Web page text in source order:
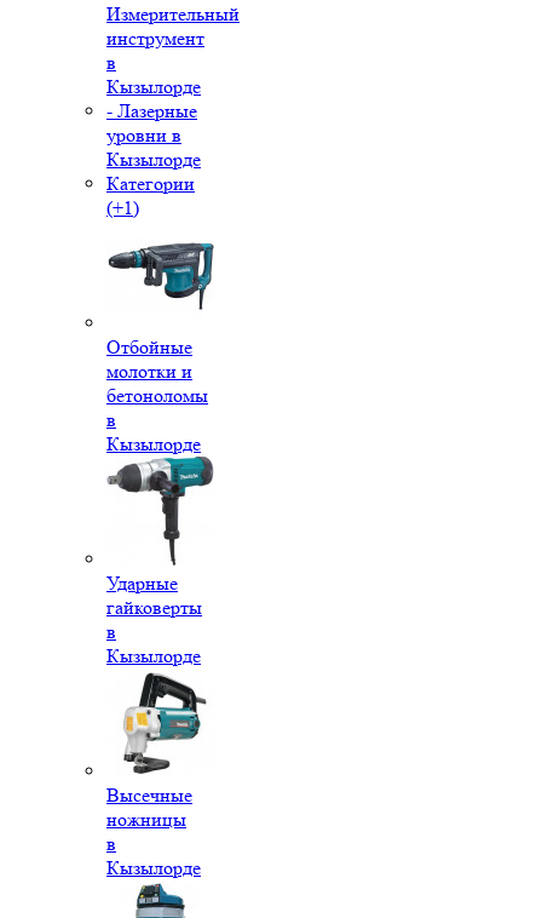
Измерительный
инструмент
в
Кызылорде
- Лазерные
уровни в
Кызылорде
Категории
(+1)
Отбойные
молотки и
бетоноломы
в
Кызылорде
Ударные
гайковерты
в
Кызылорде
Высечные
ножницы
в
Кызылорде